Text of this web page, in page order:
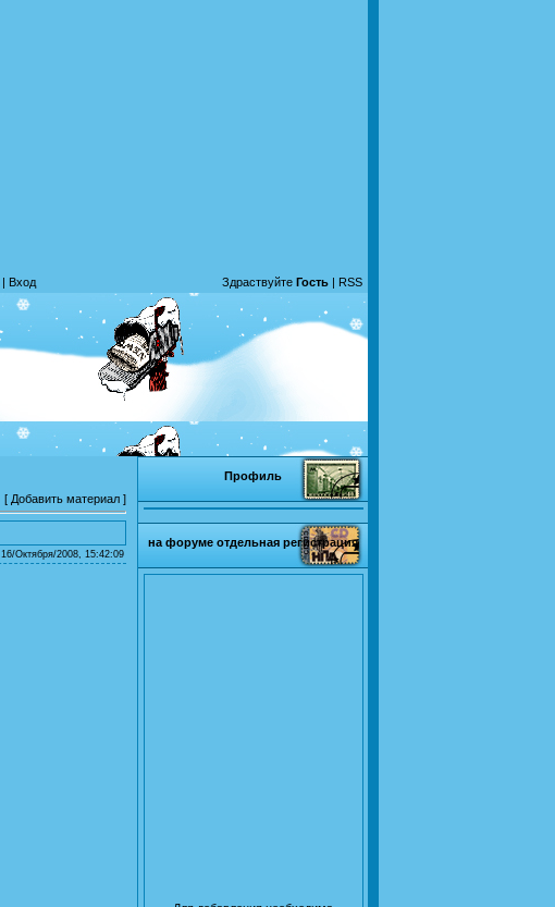
| Вход Здраствуйте Гость | RSS
[ Добавить материал ]
16/Октября/2008, 15:42:09
Профиль
на форуме отдельная регистрация